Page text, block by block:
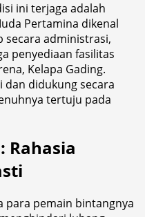
ini terjaga adalah
Pertamina dikenal
secara administrasi,
penyediaan fasilitas
Kelapa Gading.
dan didukung secara
tertuju pada
Rahasia
para pemain bintangnya